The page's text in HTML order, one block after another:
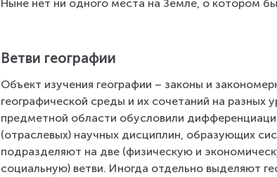
Ныне нет ни одного места на Земле, о котором бы
Ветви географии
Объект изучения географии – законы и
географической среды и их сочетаний на
предметной области обусловили
(отраслевых) научных дисциплин, образующих
подразделяют на две (физическую и
социальную) ветви. Иногда отдельно выделяют